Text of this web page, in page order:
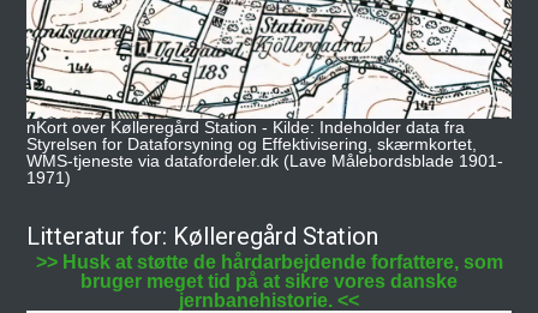
nKort over Kølleregård Station - Kilde: Indeholder data fra
Styrelsen for Dataforsyning og Effektivisering, skærmkortet,
WMS-tjeneste via datafordeler.dk (Lave Målebordsblade 1901-
1971)
Litteratur for: Kølleregård Station
>> Husk at støtte de hårdarbejdende forfattere, som
bruger meget tid på at sikre vores danske
jernbanehistorie. <<